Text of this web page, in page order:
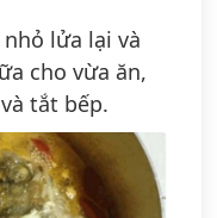
lửa lại và
cho vừa ăn,
tắt bếp.